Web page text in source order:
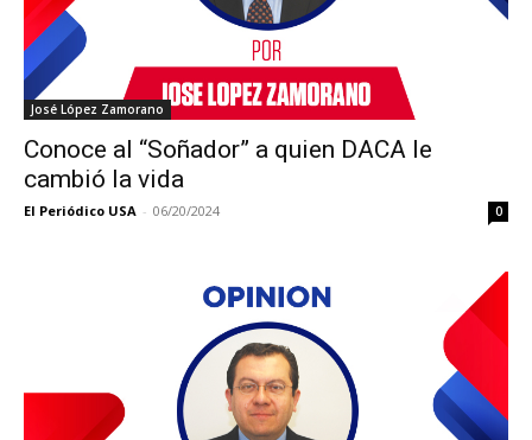
José López Zamorano
Conoce al “Soñador” a quien DACA le
cambió la vida
El Periódico USA - 06/20/2024 0